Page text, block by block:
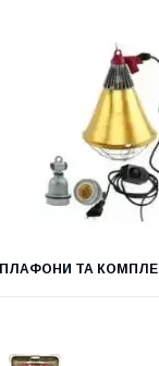
ПЛАФОНИ ТА